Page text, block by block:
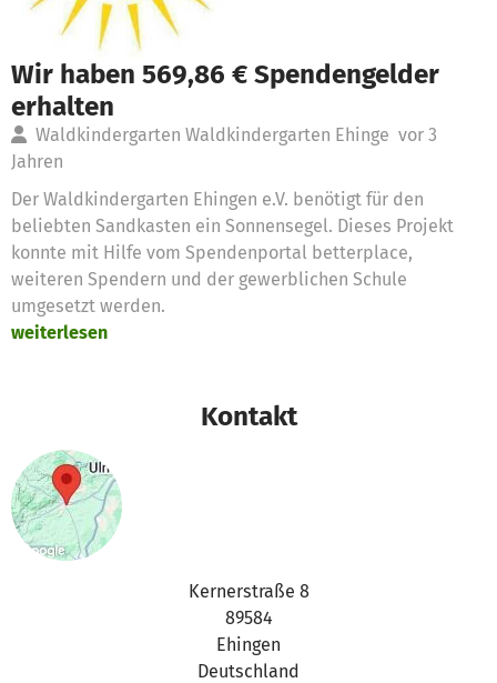
Wir haben 569,86 € Spendengelder
erhalten
Waldkindergarten Waldkindergarten Ehinge vor 3
Jahren
Der Waldkindergarten Ehingen e.V. benötigt für den
beliebten Sandkasten ein Sonnensegel. Dieses Projekt
konnte mit Hilfe vom Spendenportal betterplace,
weiteren Spendern und der gewerblichen Schule
umgesetzt werden.
weiterlesen
Kontakt
Kernerstraße 8
89584
Ehingen
Deutschland